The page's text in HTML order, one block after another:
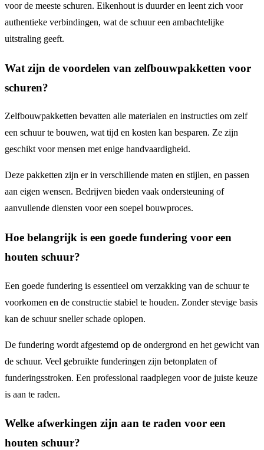
voor de meeste schuren. Eikenhout is duurder en leent zich voor
authentieke verbindingen, wat de schuur een ambachtelijke
uitstraling geeft.
Wat zijn de voordelen van zelfbouwpakketten voor
schuren?
Zelfbouwpakketten bevatten alle materialen en instructies om zelf
een schuur te bouwen, wat tijd en kosten kan besparen. Ze zijn
geschikt voor mensen met enige handvaardigheid.
Deze pakketten zijn er in verschillende maten en stijlen, en passen
aan eigen wensen. Bedrijven bieden vaak ondersteuning of
aanvullende diensten voor een soepel bouwproces.
Hoe belangrijk is een goede fundering voor een
houten schuur?
Een goede fundering is essentieel om verzakking van de schuur te
voorkomen en de constructie stabiel te houden. Zonder stevige basis
kan de schuur sneller schade oplopen.
De fundering wordt afgestemd op de ondergrond en het gewicht van
de schuur. Veel gebruikte funderingen zijn betonplaten of
funderingsstroken. Een professional raadplegen voor de juiste keuze
is aan te raden.
Welke afwerkingen zijn aan te raden voor een
houten schuur?